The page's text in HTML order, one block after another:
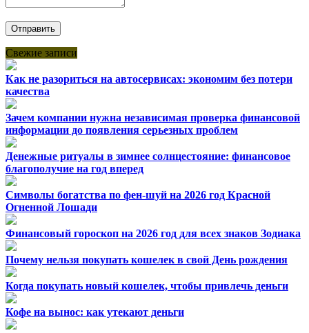
Свежие записи
Как не разориться на автосервисах: экономим без потери
качества
Зачем компании нужна независимая проверка финансовой
информации до появления серьезных проблем
Денежные ритуалы в зимнее солнцестояние: финансовое
благополучие на год вперед
Символы богатства по фен-шуй на 2026 год Красной
Огненной Лошади
Финансовый гороскоп на 2026 год для всех знаков Зодиака
Почему нельзя покупать кошелек в свой День рождения
Когда покупать новый кошелек, чтобы привлечь деньги
Кофе на вынос: как утекают деньги